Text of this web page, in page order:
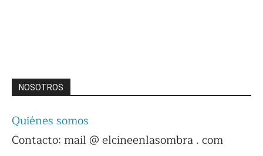
NOSOTROS
Quiénes somos
Contacto: mail @ elcineenlasombra . com